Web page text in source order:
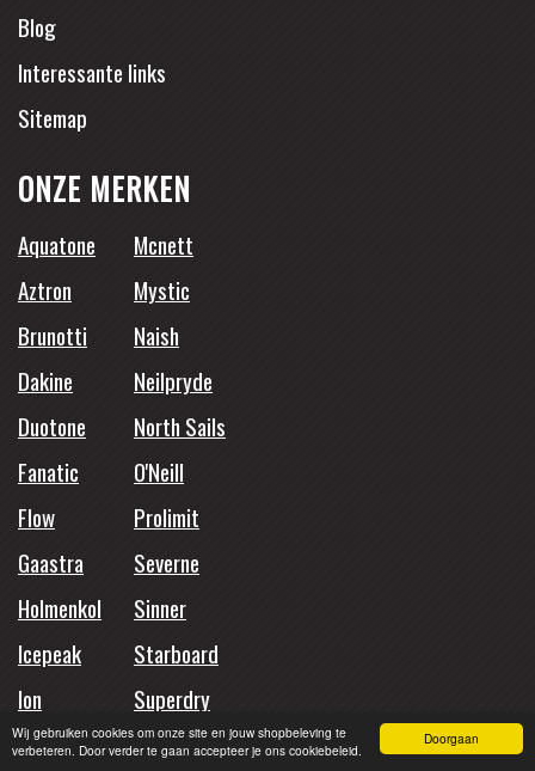
Doorgaan
Wij gebruiken cookies om onze site en jouw shopbeleving te
verbeteren. Door verder te gaan accepteer je ons cookiebeleid.
Blog
Interessante links
Sitemap
ONZE MERKEN
Aquatone
Mcnett
Aztron
Mystic
Brunotti
Naish
Dakine
Neilpryde
Duotone
North Sails
Fanatic
O'Neill
Flow
Prolimit
Gaastra
Severne
Holmenkol
Sinner
Icepeak
Starboard
Ion
Superdry
JP Australia